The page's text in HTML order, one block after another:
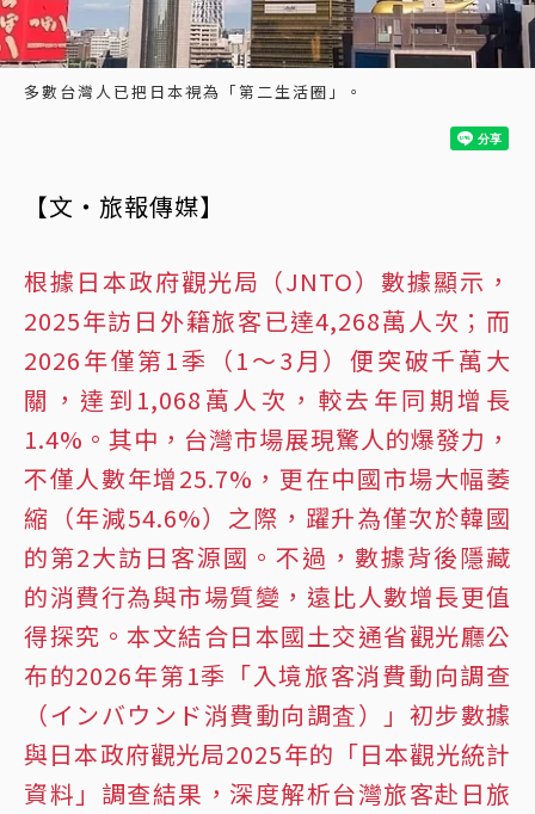
多數台灣人已把日本視為「第二生活圈」。
【文・旅報傳媒】
根據日本政府觀光局（JNTO）數據顯示，
2025年訪日外籍旅客已達4,268萬人次；而
2026年僅第1季（1～3月）便突破千萬大
關，達到1,068萬人次，較去年同期增長
1.4%。其中，台灣市場展現驚人的爆發力，
不僅人數年增25.7%，更在中國市場大幅萎
縮（年減54.6%）之際，躍升為僅次於韓國
的第2大訪日客源國。不過，數據背後隱藏
的消費行為與市場質變，遠比人數增長更值
得探究。本文結合日本國土交通省觀光廳公
布的2026年第1季「入境旅客消費動向調查
（インバウンド消費動向調査）」初步數據
與日本政府觀光局2025年的「日本觀光統計
資料」調查結果，深度解析台灣旅客赴日旅